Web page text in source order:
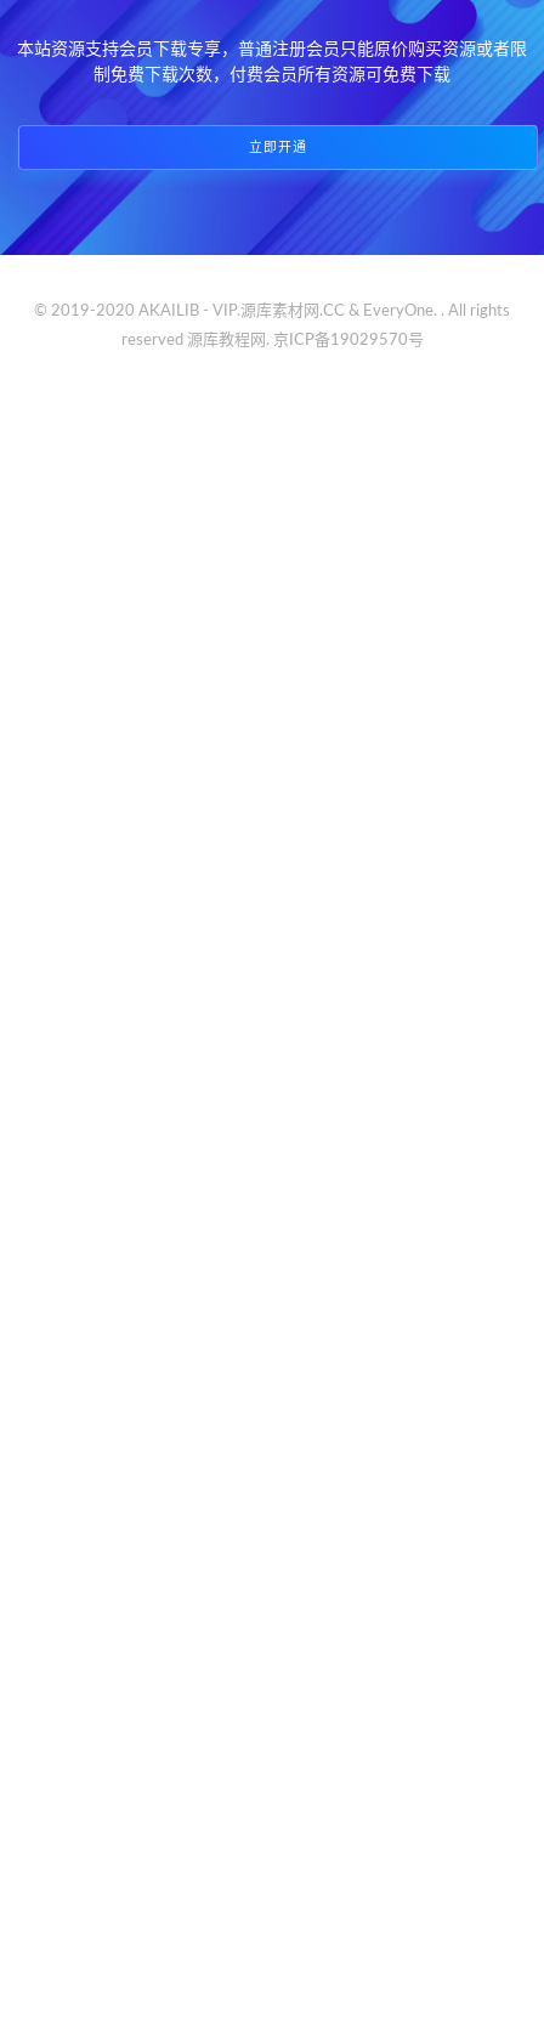
本站资源支持会员下载专享，普通注册会员只能原价购买资源或者限
制免费下载次数，付费会员所有资源可免费下载
立即开通
© 2019-2020 AKAILIB - VIP.源库素材网.CC & EveryOne. . All rights
reserved 源库教程网. 京ICP备19029570号